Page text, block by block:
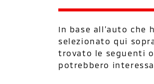
In base all’auto che
selezionato qui
trovato le seguenti
potrebbero